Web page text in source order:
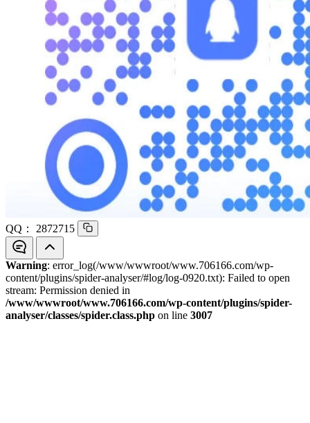
QQ： 2872715
Warning: error_log(/www/wwwroot/www.706166.com/wp-
content/plugins/spider-analyser/#log/log-0920.txt): Failed to open
stream: Permission denied in
/www/wwwroot/www.706166.com/wp-content/plugins/spider-
analyser/classes/spider.class.php on line 3007